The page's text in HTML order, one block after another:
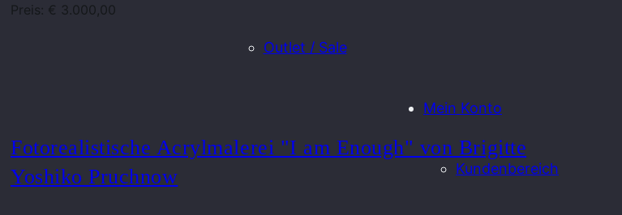
Outlet / Sale
Mein Konto
Kundenbereich
Preis: € 3.000,00
Fotorealistische Acrylmalerei "I am Enough" von Brigitte
Yoshiko Pruchnow